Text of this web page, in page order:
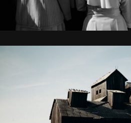
MIDDLE OF NOWHERE